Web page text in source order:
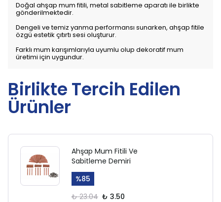
Doğal ahşap mum fitili, metal sabitleme aparatı ile birlikte
gönderilmektedir.
Dengeli ve temiz yanma performansı sunarken, ahşap fitile
özgü estetik çıtırtı sesi oluşturur.
Farklı mum karışımlarıyla uyumlu olup dekoratif mum
üretimi için uygundur.
Birlikte Tercih Edilen
Ürünler
Ahşap Mum Fitili Ve
Sabitleme Demiri
%85
₺ 23.04 ₺ 3.50